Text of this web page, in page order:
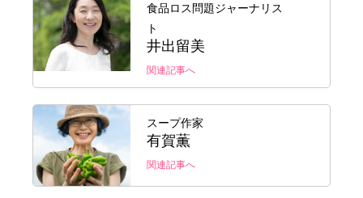
食品ロス問題ジャーナリス
ト
井出留美
関連記事へ
スープ作家
有賀薫
関連記事へ